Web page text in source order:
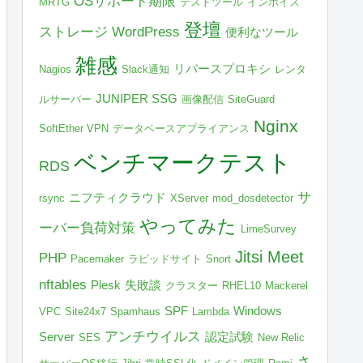
ストレージ WordPress 登壇 便利なツール
Nagios 雑感 Slack通知 リバースプロキシ レンタ
ルサーバー JUNIPER SSG 画像配信 SiteGuard
SoftEther VPN データベースアプライアンス Nginx
RDS ベンチマークテスト
rsync ニフティクラウド XServer mod_dosdetector サ
ーバー負荷対策 やってみた LimeSurvey
PHP Pacemaker ラピッドサイト Snort Jitsi Meet
nftables Plesk 失敗談 クラスター RHEL10 Mackerel
VPC Site24x7 Spamhaus SPF Lambda Windows
Server SES アンチウイルス 認定試験 New Relic